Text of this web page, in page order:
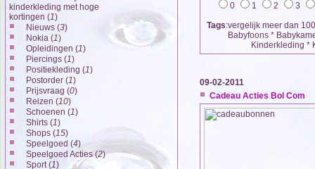
kinderkleding met hoge
kortingen (1)
Nieuws (3)
Nokia (1)
Opleidingen (1)
Piercings (1)
Positiekleding (1)
Postorder (1)
Prijsvraag (0)
Reizen (10)
Schoenen (1)
Shirts (1)
Shops (15)
Speelgoed (4)
Speelgoed Acties (2)
Sport (1)
0
1 2
3
Tags:vergelijk meer dan
Babyfoons *
Kinderkleding *
09-02-2011
Cadeau Acties Bol Com